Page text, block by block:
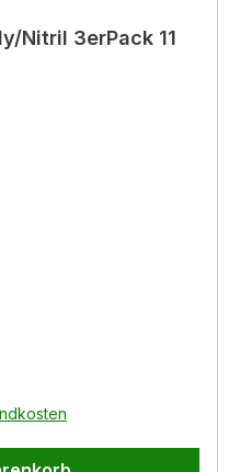
Nitril 3erPack 11